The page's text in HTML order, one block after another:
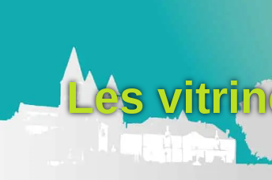
Les